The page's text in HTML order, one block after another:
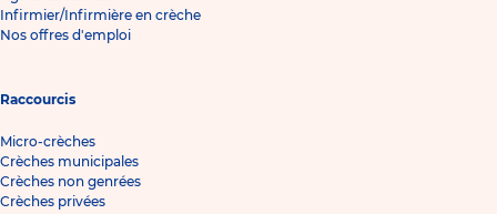
Infirmier/Infirmière en crèche
Nos offres d'emploi
Raccourcis
Micro-crèches
Crèches municipales
Crèches non genrées
Crèches privées